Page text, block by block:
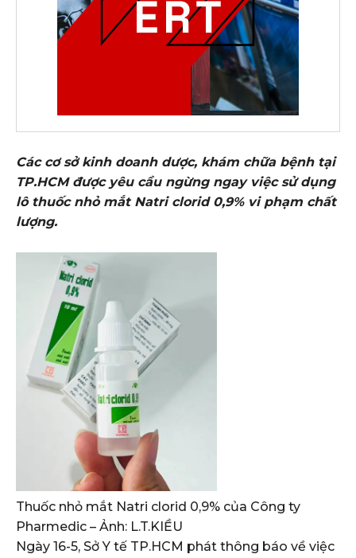
Các cơ sở kinh doanh dược, khám chữa bệnh tại
TP.HCM được yêu cầu ngừng ngay việc sử dụng
lô thuốc nhỏ mắt Natri clorid 0,9% vi phạm chất
lượng.
Thuốc nhỏ mắt Natri clorid 0,9% của Công ty
Pharmedic – Ảnh: L.T.KIỀU
Ngày 16-5, Sở Y tế TP.HCM phát thông báo về việc